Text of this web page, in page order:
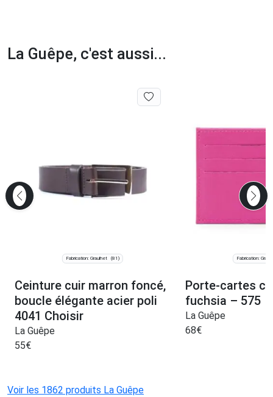
La Guêpe, c'est aussi...
Fabrication: Graulhet (81)
Ceinture cuir marron foncé,
boucle élégante acier poli
4041 Choisir
La Guêpe
55€
Fabrication:
Porte-cartes
fuchsia – 575
La Guêpe
68€
Voir les 1862 produits La Guêpe